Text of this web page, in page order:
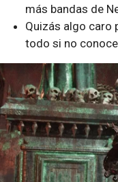
más bandas de
Quizás algo caro
todo si no